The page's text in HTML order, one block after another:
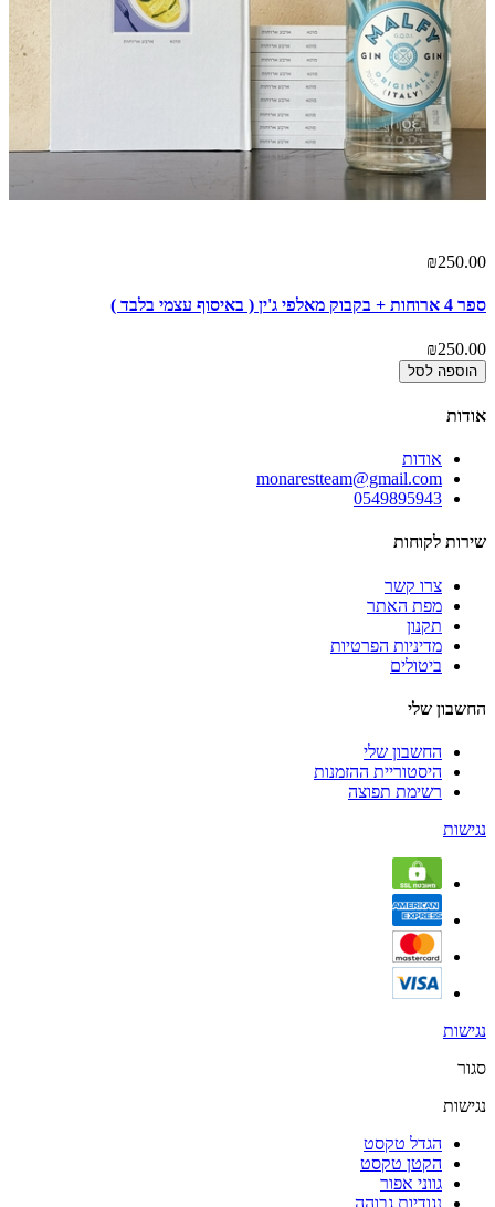
₪250.00
ספר 4 ארוחות + בקבוק מאלפי ג'ין ( באיסוף עצמי בלבד )
₪250.00
הוספה לסל
אודות
אודות
monarestteam@gmail.com
0549895943
שירות לקוחות
צרו קשר
מפת האתר
תקנון
מדיניות הפרטיות
ביטולים
החשבון שלי
החשבון שלי
היסטוריית ההזמנות
רשימת תפוצה
נגישות
נגישות
סגור
נגישות
הגדל טקסט
הקטן טקסט
גווני אפור